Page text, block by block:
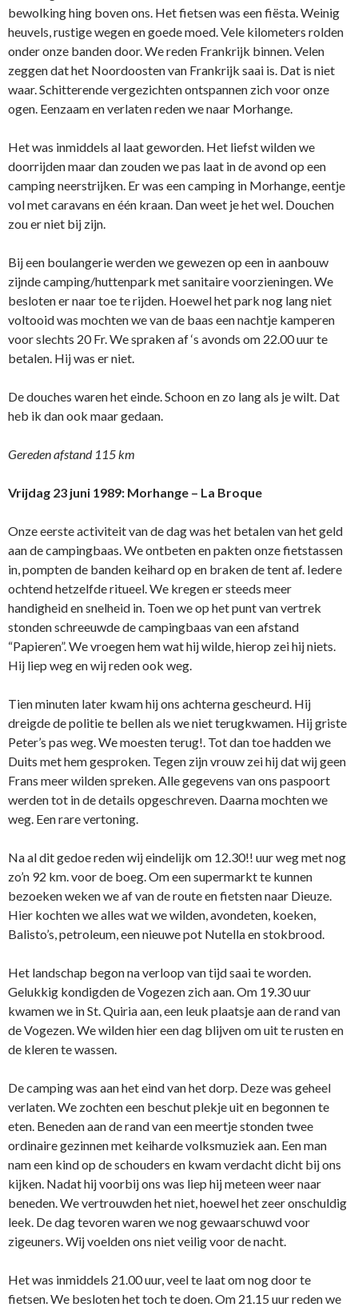
bewolking hing boven ons. Het fietsen was een fiësta. Weinig
heuvels, rustige wegen en goede moed. Vele kilometers rolden
onder onze banden door. We reden Frankrijk binnen. Velen
zeggen dat het Noordoosten van Frankrijk saai is. Dat is niet
waar. Schitterende vergezichten ontspannen zich voor onze
ogen. Eenzaam en verlaten reden we naar Morhange.
Het was inmiddels al laat geworden. Het liefst wilden we
doorrijden maar dan zouden we pas laat in de avond op een
camping neerstrijken. Er was een camping in Morhange, eentje
vol met caravans en één kraan. Dan weet je het wel. Douchen
zou er niet bij zijn.
Bij een boulangerie werden we gewezen op een in aanbouw
zijnde camping/huttenpark met sanitaire voorzieningen. We
besloten er naar toe te rijden. Hoewel het park nog lang niet
voltooid was mochten we van de baas een nachtje kamperen
voor slechts 20 Fr. We spraken af ‘s avonds om 22.00 uur te
betalen. Hij was er niet.
De douches waren het einde. Schoon en zo lang als je wilt. Dat
heb ik dan ook maar gedaan.
Gereden afstand 115 km
Vrijdag 23 juni 1989: Morhange – La Broque
Onze eerste activiteit van de dag was het betalen van het geld
aan de campingbaas. We ontbeten en pakten onze fietstassen
in, pompten de banden keihard op en braken de tent af. Iedere
ochtend hetzelfde ritueel. We kregen er steeds meer
handigheid en snelheid in. Toen we op het punt van vertrek
stonden schreeuwde de campingbaas van een afstand
“Papieren”. We vroegen hem wat hij wilde, hierop zei hij niets.
Hij liep weg en wij reden ook weg.
Tien minuten later kwam hij ons achterna gescheurd. Hij
dreigde de politie te bellen als we niet terugkwamen. Hij griste
Peter’s pas weg. We moesten terug!. Tot dan toe hadden we
Duits met hem gesproken. Tegen zijn vrouw zei hij dat wij geen
Frans meer wilden spreken. Alle gegevens van ons paspoort
werden tot in de details opgeschreven. Daarna mochten we
weg. Een rare vertoning.
Na al dit gedoe reden wij eindelijk om 12.30!! uur weg met nog
zo’n 92 km. voor de boeg. Om een supermarkt te kunnen
bezoeken weken we af van de route en fietsten naar Dieuze.
Hier kochten we alles wat we wilden, avondeten, koeken,
Balisto’s, petroleum, een nieuwe pot Nutella en stokbrood.
Het landschap begon na verloop van tijd saai te worden.
Gelukkig kondigden de Vogezen zich aan. Om 19.30 uur
kwamen we in St. Quiria aan, een leuk plaatsje aan de rand van
de Vogezen. We wilden hier een dag blijven om uit te rusten en
de kleren te wassen.
De camping was aan het eind van het dorp. Deze was geheel
verlaten. We zochten een beschut plekje uit en begonnen te
eten. Beneden aan de rand van een meertje stonden twee
ordinaire gezinnen met keiharde volksmuziek aan. Een man
nam een kind op de schouders en kwam verdacht dicht bij ons
kijken. Nadat hij voorbij ons was liep hij meteen weer naar
beneden. We vertrouwden het niet, hoewel het zeer onschuldig
leek. De dag tevoren waren we nog gewaarschuwd voor
zigeuners. Wij voelden ons niet veilig voor de nacht.
Het was inmiddels 21.00 uur, veel te laat om nog door te
fietsen. We besloten het toch te doen. Om 21.15 uur reden we